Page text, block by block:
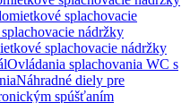
splachovacie
nádržky
splachovacie nádržky
Ovládania splachovania WC s
Náhradné diely pre
spúšťaním